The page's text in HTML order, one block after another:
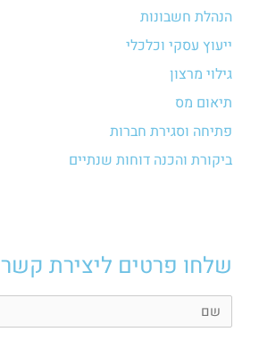
הנהלת חשבונות
ייעוץ עסקי וכלכלי
גילוי מרצון
תיאום מס
פתיחה וסגירת חברות
ביקורת והכנה דוחות שנתיים
שלחו פרטים ליצירת קשר